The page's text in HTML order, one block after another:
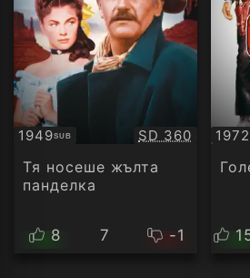
1949SUB
Субтитри Качество:
SD 360
Тя носеше жълта
панделка
8 7 -1
1972